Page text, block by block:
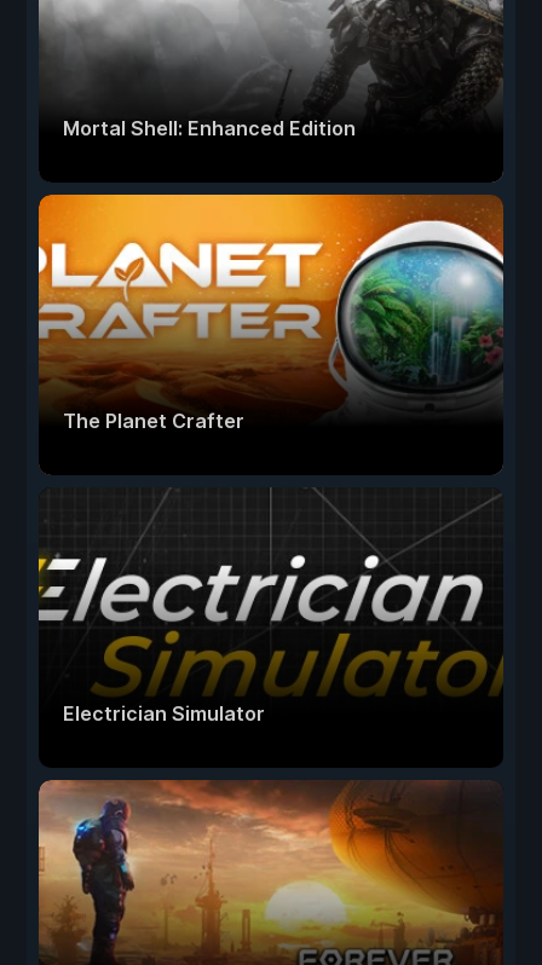
Mortal Shell: Enhanced Edition
The Planet Crafter
Electrician Simulator